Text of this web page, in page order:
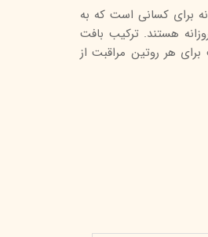
هوشمندانه برای کسانی است که به
هستند. ترکیب بافت
هر روتین مراقبت از